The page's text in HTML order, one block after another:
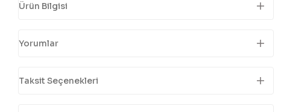
Ürün Bilgisi
Yorumlar
Taksit Seçenekleri